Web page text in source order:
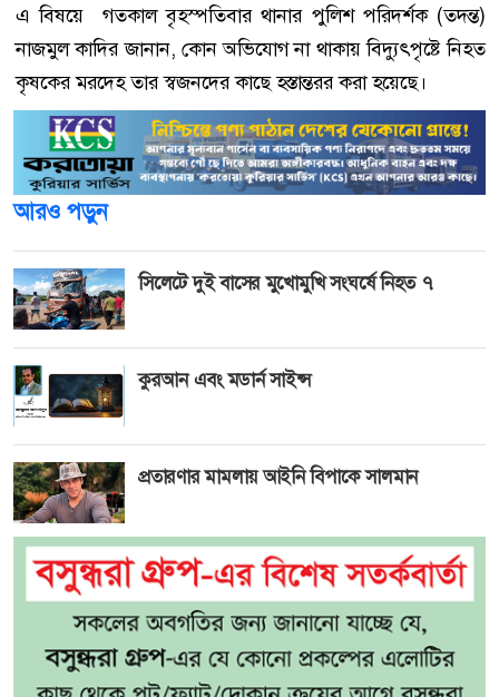
এ বিষয়ে গতকাল বৃহস্পতিবার থানার পুলিশ পরিদর্শক (তদন্ত)
নাজমুল কাদির জানান, কোন অভিযোগ না থাকায় বিদ্যুৎপৃষ্টে নিহত
কৃষকের মরদেহ তার স্বজনদের কাছে হস্তান্তরর করা হয়েছে।
আরও পড়ুন
সিলেটে দুই বাসের মুখোমুখি সংঘর্ষে নিহত ৭
কুরআন এবং মডার্ন সাইন্স
প্রতারণার মামলায় আইনি বিপাকে সালমান